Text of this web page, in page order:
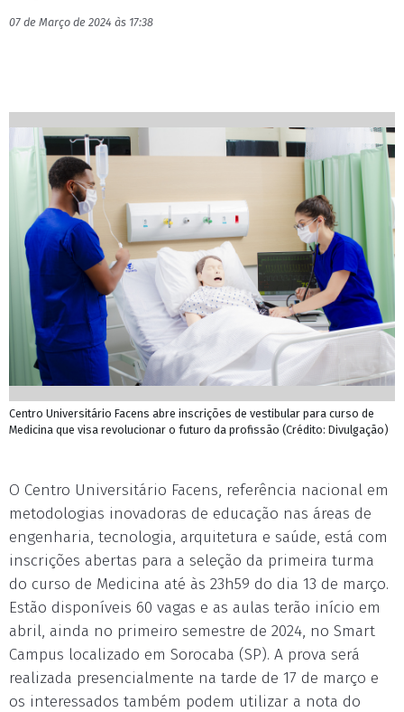
07 de Março de 2024 às 17:38
Centro Universitário Facens abre inscrições de vestibular para curso de
Medicina que visa revolucionar o futuro da profissão (Crédito: Divulgação)
O Centro Universitário Facens, referência nacional em
metodologias inovadoras de educação nas áreas de
engenharia, tecnologia, arquitetura e saúde, está com
inscrições abertas para a seleção da primeira turma
do curso de Medicina até às 23h59 do dia 13 de março.
Estão disponíveis 60 vagas e as aulas terão início em
abril, ainda no primeiro semestre de 2024, no Smart
Campus localizado em Sorocaba (SP). A prova será
realizada presencialmente na tarde de 17 de março e
os interessados também podem utilizar a nota do